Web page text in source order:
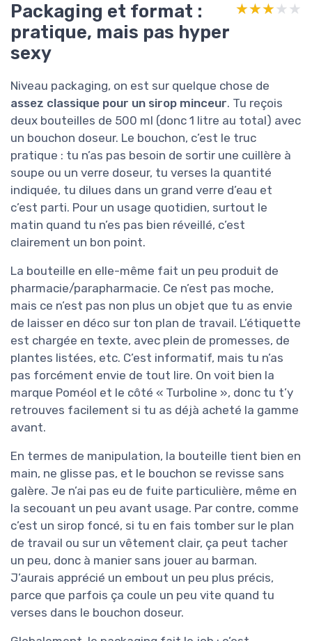
Packaging et format :
pratique, mais pas hyper
sexy
★★★★★
★★★★★
Niveau packaging, on est sur quelque chose de
assez classique pour un sirop minceur. Tu reçois
deux bouteilles de 500 ml (donc 1 litre au total) avec
un bouchon doseur. Le bouchon, c’est le truc
pratique : tu n’as pas besoin de sortir une cuillère à
soupe ou un verre doseur, tu verses la quantité
indiquée, tu dilues dans un grand verre d’eau et
c’est parti. Pour un usage quotidien, surtout le
matin quand tu n’es pas bien réveillé, c’est
clairement un bon point.
La bouteille en elle-même fait un peu produit de
pharmacie/parapharmacie. Ce n’est pas moche,
mais ce n’est pas non plus un objet que tu as envie
de laisser en déco sur ton plan de travail. L’étiquette
est chargée en texte, avec plein de promesses, de
plantes listées, etc. C’est informatif, mais tu n’as
pas forcément envie de tout lire. On voit bien la
marque Poméol et le côté « Turboline », donc tu t’y
retrouves facilement si tu as déjà acheté la gamme
avant.
En termes de manipulation, la bouteille tient bien en
main, ne glisse pas, et le bouchon se revisse sans
galère. Je n’ai pas eu de fuite particulière, même en
la secouant un peu avant usage. Par contre, comme
c’est un sirop foncé, si tu en fais tomber sur le plan
de travail ou sur un vêtement clair, ça peut tacher
un peu, donc à manier sans jouer au barman.
J’aurais apprécié un embout un peu plus précis,
parce que parfois ça coule un peu vite quand tu
verses dans le bouchon doseur.